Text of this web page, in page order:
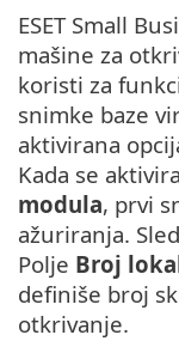
ESET Small
mašine za
koristi za
snimke baze
aktivirana
Kada se
modula, prvi
ažuriranja.
Polje Broj
definiše broj
otkrivanje.